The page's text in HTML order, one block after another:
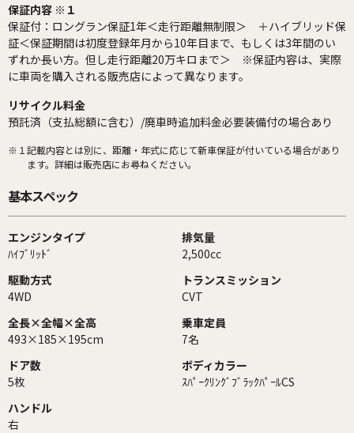
保証内容 ※１
保証付：ロングラン保証1年＜走行距離無制限＞ ＋ハイブリッド保
証＜保証期間は初度登録年月から10年目まで、もしくは3年間のい
ずれか長い方。但し走行距離20万キロまで＞ ※保証内容は、実際
に車両を購入される販売店によって異なります。
リサイクル料金
預託済（支払総額に含む）/廃車時追加料金必要装備付の場合あり
※１ 記載内容とは別に、距離・年式に応じて新車保証が付いている場合があり
ます。詳細は販売店にお尋ねください。
基本スペック
エンジンタイプ
ﾊｲﾌﾞﾘｯﾄﾞ
排気量
2,500cc
駆動方式
4WD
トランスミッション
CVT
全長×全幅×全高
493×185×195cm
乗車定員
7名
ドア数
5枚
ボディカラー
ｽﾊﾟｰｸﾘﾝｸﾞﾌﾞﾗｯｸﾊﾟｰﾙCS
ハンドル
右